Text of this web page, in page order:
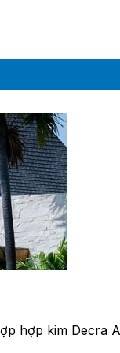
hợp kim Decra